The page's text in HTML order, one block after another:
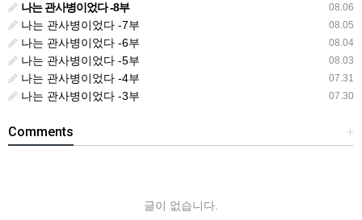
08.06
나는 관사병이었다 -8부
08.05
나는 관사병이었다 -7부
08.04
나는 관사병이었다 -6부
08.03
나는 관사병이었다 -5부
07.31
나는 관사병이었다 -4부
07.30
나는 관사병이었다 -3부
+
Comments
글이 없습니다.